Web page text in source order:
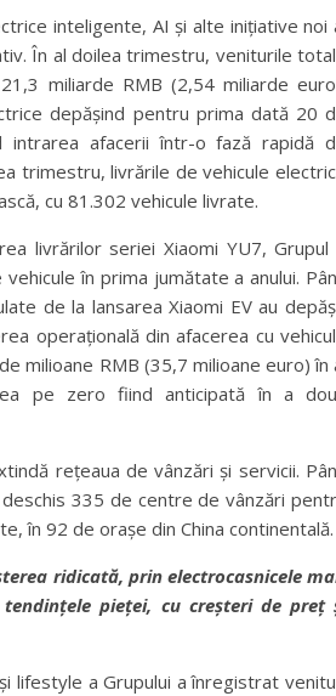
inteligente, AI și alte inițiative noi
În al doilea trimestru, veniturile
miliarde RMB (2,54 miliarde
depășind pentru prima dată 20
intrarea afacerii într-o fază rapidă
trimestru, livrările de vehicule
cu 81.302 vehicule livrate.
livrărilor seriei Xiaomi YU7, Grupul
în prima jumătate a anului.
de la lansarea Xiaomi EV au
operațională din afacerea cu
milioane RMB (35,7 milioane euro) în
pe zero fiind anticipată în a
rețeaua de vânzări și servicii.
335 de centre de vânzări
în 92 de orașe din China continentală.
ridicată, prin electrocasnicele
pieței, cu creșteri de preț
lifestyle a Grupului a înregistrat